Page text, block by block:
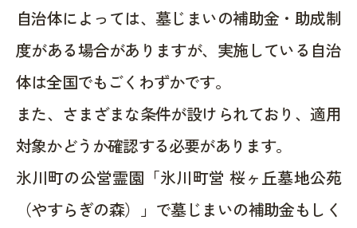
自治体によっては、墓じまいの補助金・助成制
度がある場合がありますが、実施している自治
体は全国でもごくわずかです。
また、さまざまな条件が設けられており、適用
対象かどうか確認する必要があります。
氷川町の公営霊園「氷川町営 桜ヶ丘墓地公苑
（やすらぎの森）」で墓じまいの補助金もしく